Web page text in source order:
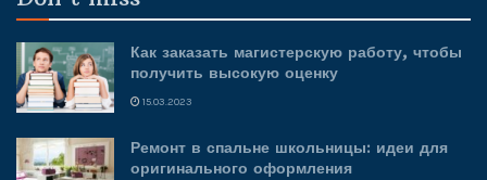
Как заказать магистерскую работу, чтобы
получить высокую оценку
15.03.2023
Ремонт в спальне школьницы: идеи для
оригинального оформления